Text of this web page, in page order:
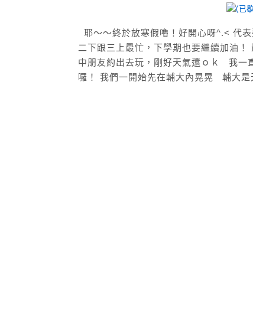
耶～～終於放寒假嚕！好開心呀^.< 代
二下跟三上最忙，下學期也要繼續加油
中朋友約出去玩，剛好天氣還ｏｋ 我一
囉！ 我們一開始先在輔大內晃晃 輔大是